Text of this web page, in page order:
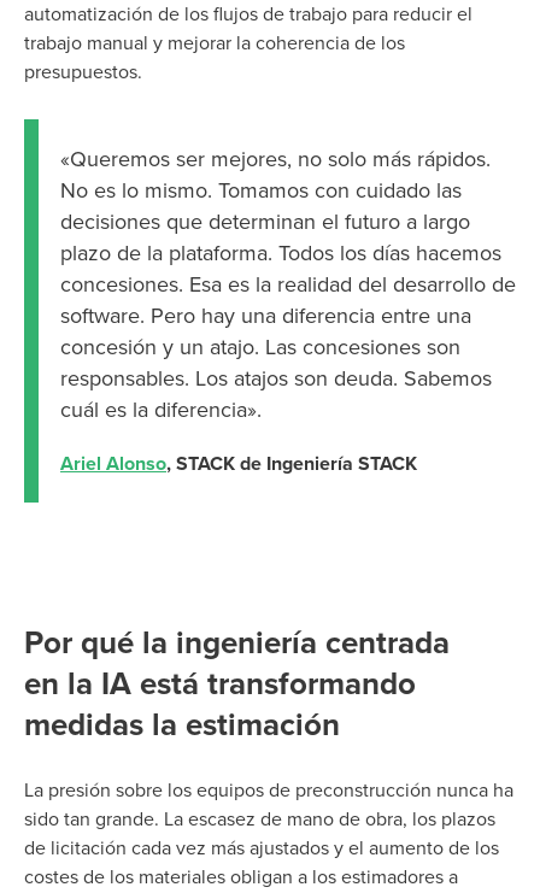
automatización de los flujos de trabajo para reducir el
trabajo manual y mejorar la coherencia de los
presupuestos.
«Queremos ser mejores, no solo más rápidos.
No es lo mismo. Tomamos con cuidado las
decisiones que determinan el futuro a largo
plazo de la plataforma. Todos los días hacemos
concesiones. Esa es la realidad del desarrollo de
software. Pero hay una diferencia entre una
concesión y un atajo. Las concesiones son
responsables. Los atajos son deuda. Sabemos
cuál es la diferencia».
Ariel Alonso, STACK de Ingeniería STACK
Por qué la ingeniería centrada
en la IA está transformando
medidas la estimación
La presión sobre los equipos de preconstrucción nunca ha
sido tan grande. La escasez de mano de obra, los plazos
de licitación cada vez más ajustados y el aumento de los
costes de los materiales obligan a los estimadores a